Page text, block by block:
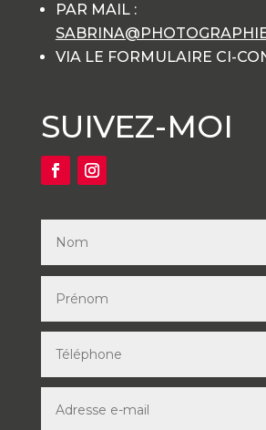
PAR MAIL :
VIA LE FORMULAIRE CI-
SUIVEZ-MOI